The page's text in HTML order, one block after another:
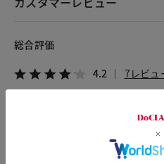
総合評価
4.2 7レビュ